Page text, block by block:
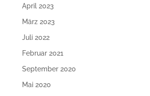
April 2023
März 2023
Juli 2022
Februar 2021
September 2020
Mai 2020